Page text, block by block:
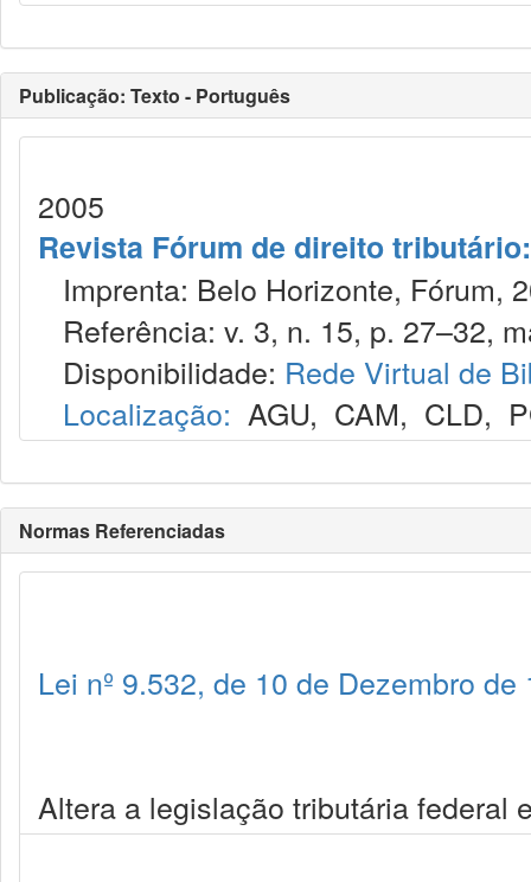
Publicação: Texto - Português
2005
Revista Fórum de direito tributário:
Imprenta: Belo Horizonte, Fórum,
Referência: v. 3, n. 15, p. 27–32,
Disponibilidade: Rede Virtual de
Localização: AGU, CAM, CLD,
Normas Referenciadas
Lei nº 9.532, de 10 de Dezembro de
Altera a legislação tributária federal